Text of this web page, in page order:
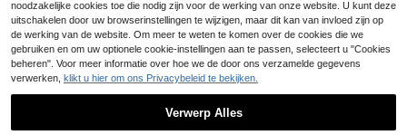
noodzakelijke cookies toe die nodig zijn voor de werking van onze website. U kunt deze
uitschakelen door uw browserinstellingen te wijzigen, maar dit kan van invloed zijn op
de werking van de website. Om meer te weten te komen over de cookies die we
gebruiken en om uw optionele cookie-instellingen aan te passen, selecteert u "Cookies
beheren". Voor meer informatie over hoe we de door ons verzamelde gegevens
verwerken, klikt u hier om ons Privacybeleid te bekijken.
Verwerp Alles